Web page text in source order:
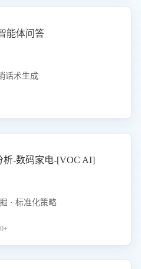
能体问答
话术生成
析-数码家电-[VOC AI]
· 标准化策略